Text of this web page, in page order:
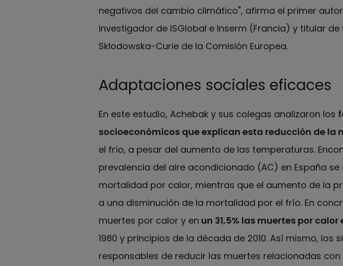
negativos del cambio climático", afirma el primer
investigador de ISGlobal e Inserm (Francia) y titular
Sklodowska-Curie de la Comisión Europea.
Adaptaciones sociales eficaces
En este estudio, Achebak y sus colegas analizaron los
socioeconómicos que explican esta reducción de la
el frío, a pesar del aumento de las temperaturas.
prevalencia del aire acondicionado (AC) en España
mortalidad por calor, mientras que el aumento de la
a una disminución de la mortalidad por el frío. En
muertes por calor y en un 31,5% las muertes por calor
1980 y principios de la década de 2010. Así mismo, los
responsables de reducir las muertes relacionadas con